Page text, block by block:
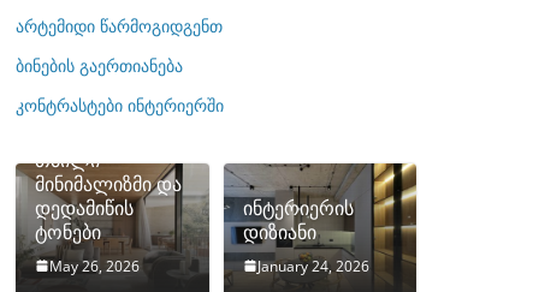
ბ
ი
არტემიდი წარმოგიდგენთ
ბინების გაერთიანება
კონტრასტები ინტერიერში
თბილი
მინიმალიზმი და
დედამიწის
ტონები
May 26, 2026
ინტერიერის
დიზიანი
January 24, 2026